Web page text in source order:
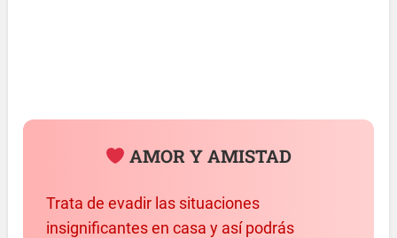
AMOR Y AMISTAD
Trata de evadir las situaciones
insignificantes en casa y así podrás